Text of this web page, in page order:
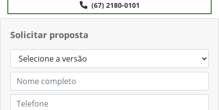
Solicitar proposta
(67) 2180-0101